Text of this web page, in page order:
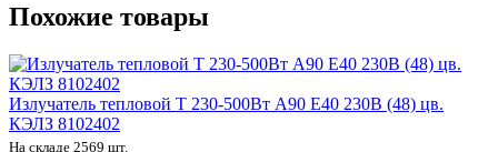
Похожие товары
Излучатель тепловой Т 230-500Вт А90 E40 230В (48) цв.
КЭЛЗ 8102402
На складе 2569 шт.